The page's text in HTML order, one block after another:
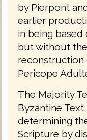
by Pierpont
earlier
in being based
but without
reconstruction
Pericope
The Majority
Byzantine
determining
Scripture by